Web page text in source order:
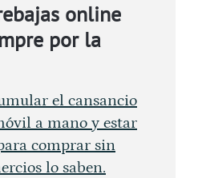
online
por la
el cansancio
a mano y estar
comprar sin
lo saben.